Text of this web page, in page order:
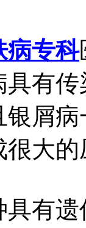
病专科
有
屑
很大
遗